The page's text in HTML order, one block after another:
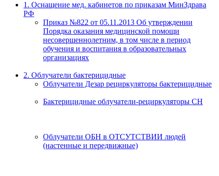
1. Оснащение мед. кабинетов по приказам МинЗдрава
РФ
Приказ №822 от 05.11.2013 Об утверждении
Порядка оказания медицинской помощи
несовершеннолетним, в том числе в период
обучения и воспитания в образовательных
организациях
2. Облучатели бактерицидные
Облучатели Дезар рециркуляторы бактерицидные
Бактерицидные облучатели-рециркуляторы СН
Облучатели ОБН в ОТСУТСТВИИ людей
(настенные и передвижные)